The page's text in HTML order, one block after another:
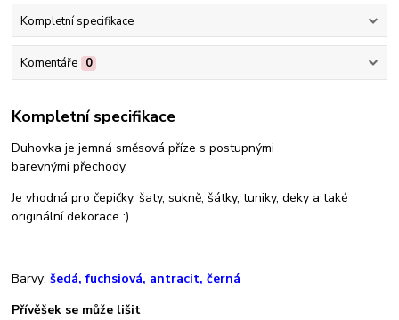
Kompletní specifikace
Komentáře 0
Kompletní specifikace
Duhovka je jemná směsová příze s postupnými
barevnými přechody.
Je vhodná pro čepičky, šaty, sukně, šátky, tuniky, deky a také
originální dekorace :)
Barvy:šedá, fuchsiová, antracit, černá
Přívěšek se může lišit